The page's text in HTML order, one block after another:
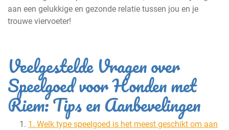
aan een gelukkige en gezonde relatie tussen jou en je
trouwe viervoeter!
Veelgestelde Vragen over
Speelgoed voor Honden met
Riem: Tips en Aanbevelingen
1. Welk type speelgoed is het meest geschikt om aan